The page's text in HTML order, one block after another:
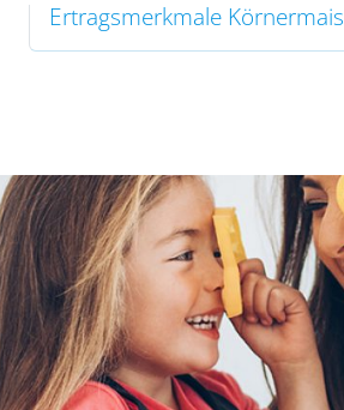
Ertragsmerkmale Körnermais